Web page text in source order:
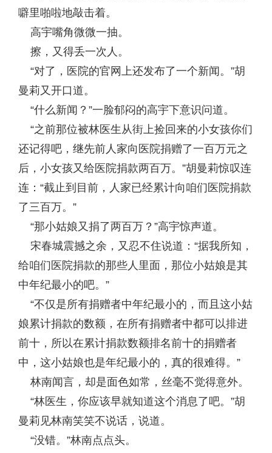
噼里啪啦地敲击着。
高宇嘴角微微一抽。
擦，又得丢一次人。
“对了，医院的官网上还发布了一个新闻。”胡
曼莉又开口道。
“什么新闻？”一脸郁闷的高宇下意识问道。
“之前那位被林医生从街上捡回来的小女孩你们
还记得吧，继先前人家向医院捐赠了一百万元之
后，小女孩又给医院捐款两百万。”胡曼莉惊叹连
连：“截止到目前，人家已经累计向咱们医院捐款
了三百万。”
“那小姑娘又捐了两百万？”高宇惊声道。
宋春城震撼之余，又忍不住说道：“据我所知，
给咱们医院捐款的那些人里面，那位小姑娘是其
中年纪最小的吧。”
“不仅是所有捐赠者中年纪最小的，而且这小姑
娘累计捐款的数额，在所有捐赠者中都可以排进
前十，所以在累计捐款数额排名前十的捐赠者
中，这小姑娘也是年纪最小的，真的很难得。”
林南闻言，却是面色如常，丝毫不觉得意外。
“林医生，你应该早就知道这个消息了吧。”胡
曼莉见林南笑笑不说话，说道。
“没错。”林南点点头。